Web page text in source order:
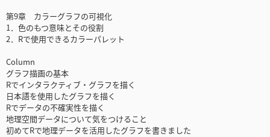
第9章 カラーグラフの可視化
1．色のもつ意味とその役割
2．Rで使用できるカラーパレット
Column
グラフ描画の基本
Rでインタラクティブ・グラフを描く
日本語を使用したグラフを描く
Rでデータの不確実性を描く
地理空間データについて気をつけること
初めてRで地理データを活用したグラフを書きました